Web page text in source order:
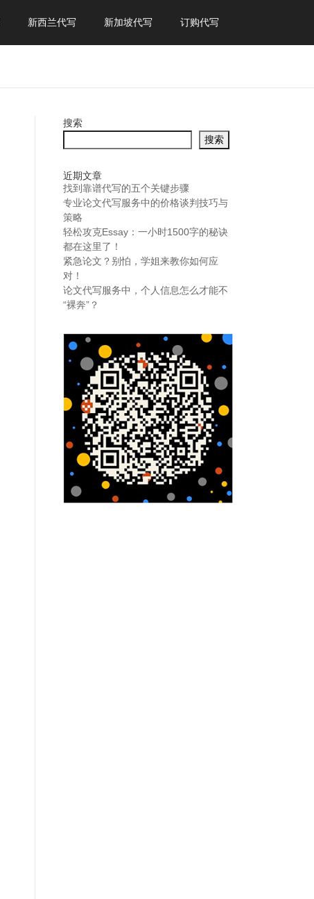
新西兰代写 新加坡代写 订购代写
搜索
搜索
近期文章
找到靠谱代写的五个关键步骤
专业论文代写服务中的价格谈判技巧与
策略
轻松攻克Essay：一小时1500字的秘诀
都在这里了！
紧急论文？别怕，学姐来教你如何应
对！
论文代写服务中，个人信息怎么才能不
“裸奔”？